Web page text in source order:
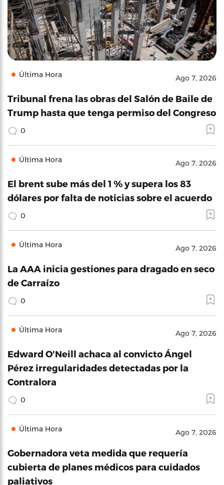
Última Hora Ago 7, 2026
Tribunal frena las obras del Salón de Baile de
Trump hasta que tenga permiso del Congreso
0
Última Hora Ago 7, 2026
El brent sube más del 1 % y supera los 83
dólares por falta de noticias sobre el acuerdo
0
Última Hora Ago 7, 2026
La AAA inicia gestiones para dragado en seco
de Carraízo
0
Última Hora Ago 7, 2026
Edward O'Neill achaca al convicto Ángel
Pérez irregularidades detectadas por la
Contralora
0
Última Hora Ago 7, 2026
Gobernadora veta medida que requería
cubierta de planes médicos para cuidados
paliativos